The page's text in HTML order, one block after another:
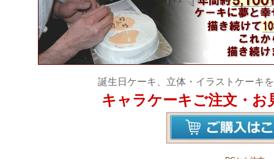
誕生日ケーキ、立体・イラストケーキ
キャラケーキご注文・お